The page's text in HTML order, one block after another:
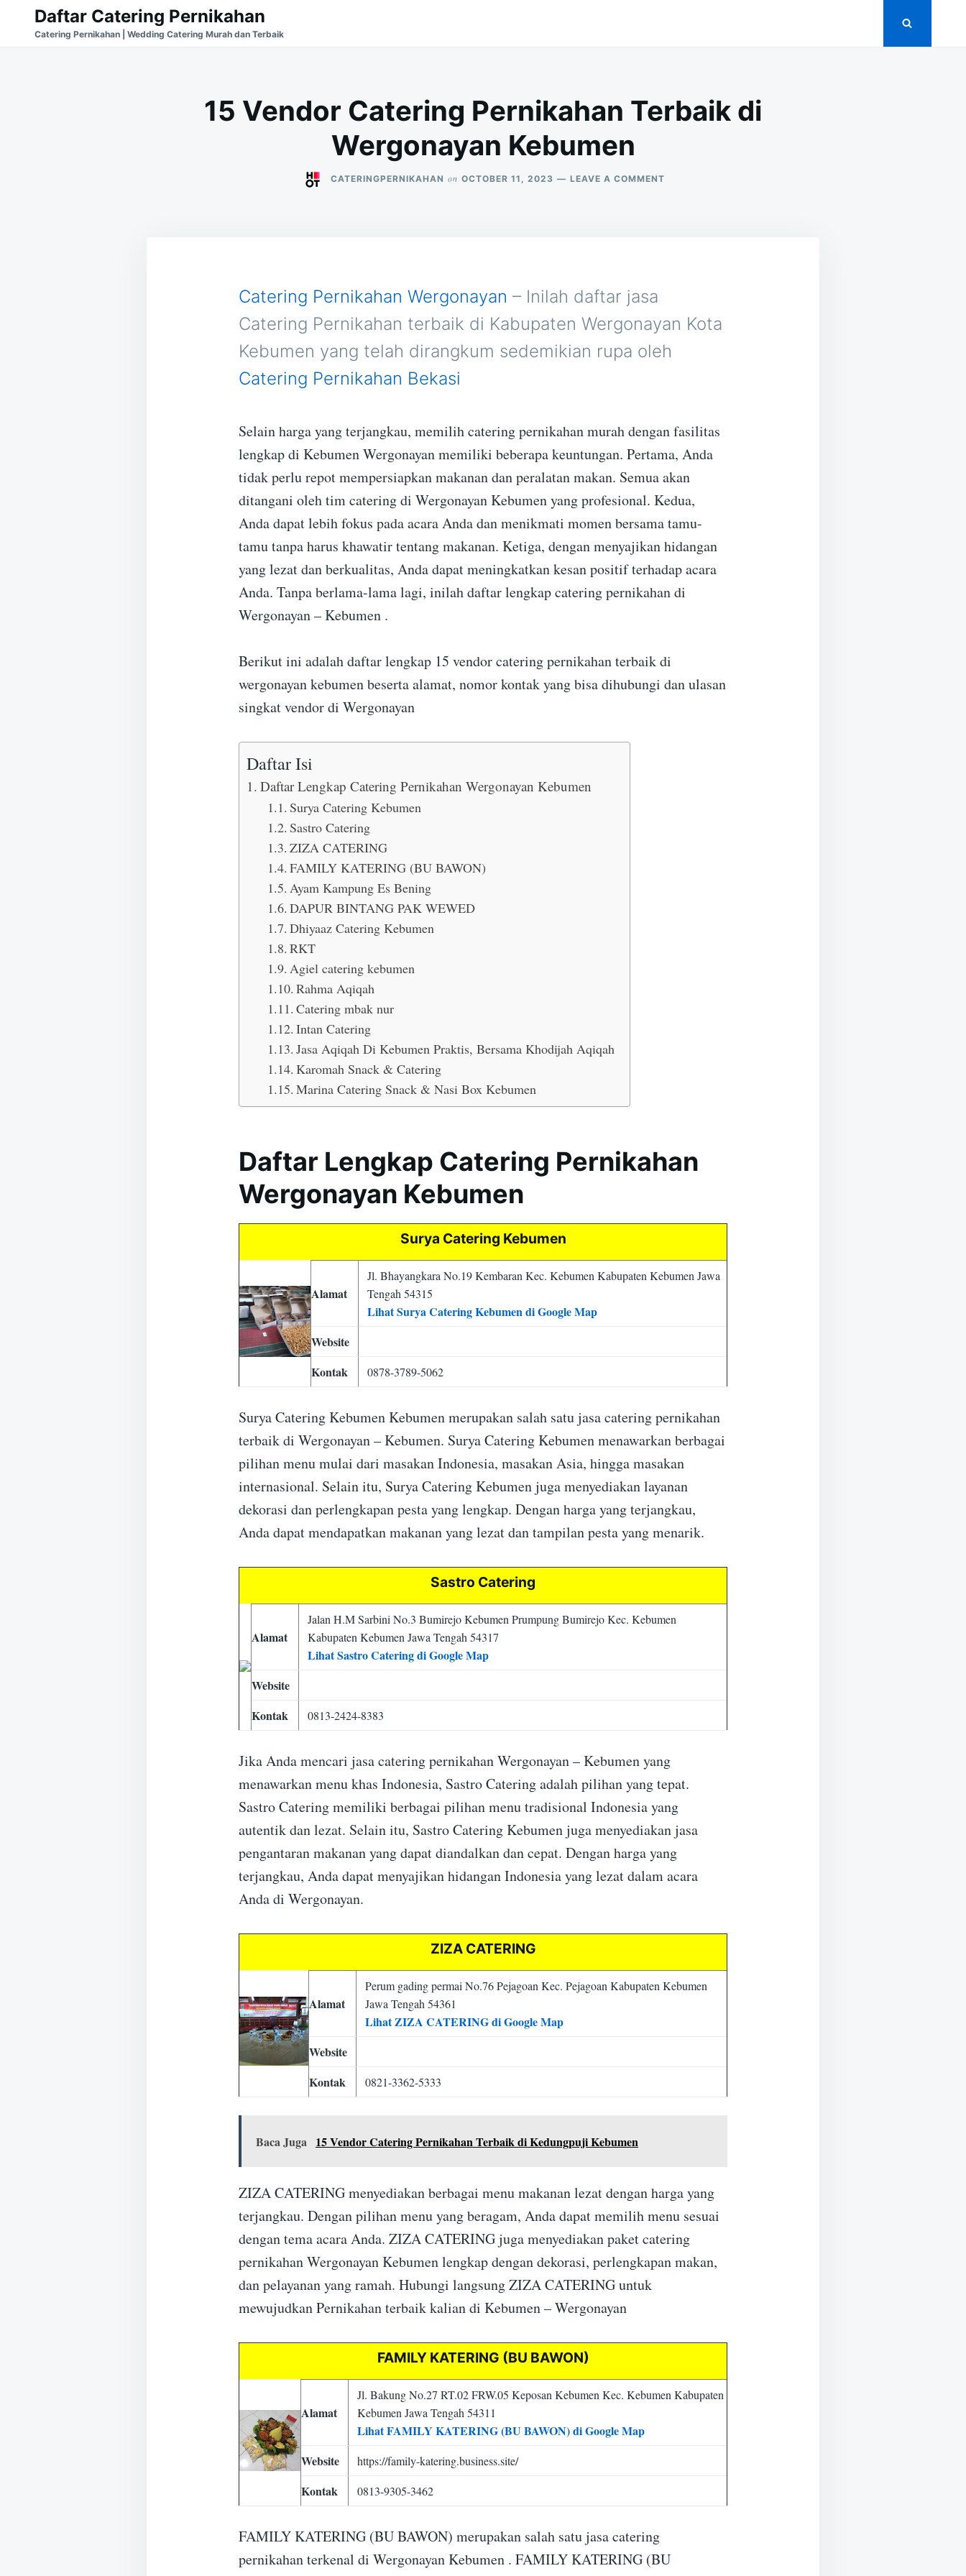
Search
for:
Daftar Catering Pernikahan
Catering Pernikahan | Wedding Catering Murah dan Terbaik
15 Vendor Catering Pernikahan Terbaik di
Wergonayan Kebumen
CATERINGPERNIKAHAN on OCTOBER 11, 2023 LEAVE A COMMENT
Catering Pernikahan Wergonayan – Inilah daftar jasa
Catering Pernikahan terbaik di Kabupaten Wergonayan Kota
Kebumen yang telah dirangkum sedemikian rupa oleh
Catering Pernikahan Bekasi
Selain harga yang terjangkau, memilih catering pernikahan murah dengan fasilitas
lengkap di Kebumen Wergonayan memiliki beberapa keuntungan. Pertama, Anda
tidak perlu repot mempersiapkan makanan dan peralatan makan. Semua akan
ditangani oleh tim catering di Wergonayan Kebumen yang profesional. Kedua,
Anda dapat lebih fokus pada acara Anda dan menikmati momen bersama tamu-
tamu tanpa harus khawatir tentang makanan. Ketiga, dengan menyajikan hidangan
yang lezat dan berkualitas, Anda dapat meningkatkan kesan positif terhadap acara
Anda. Tanpa berlama-lama lagi, inilah daftar lengkap catering pernikahan di
Wergonayan – Kebumen .
Berikut ini adalah daftar lengkap 15 vendor catering pernikahan terbaik di
wergonayan kebumen beserta alamat, nomor kontak yang bisa dihubungi dan ulasan
singkat vendor di Wergonayan
Daftar Isi
Daftar Lengkap Catering Pernikahan Wergonayan Kebumen
Surya Catering Kebumen
Sastro Catering
ZIZA CATERING
FAMILY KATERING (BU BAWON)
Ayam Kampung Es Bening
DAPUR BINTANG PAK WEWED
Dhiyaaz Catering Kebumen
RKT
Agiel catering kebumen
Rahma Aqiqah
Catering mbak nur
Intan Catering
Jasa Aqiqah Di Kebumen Praktis, Bersama Khodijah Aqiqah
Karomah Snack & Catering
Marina Catering Snack & Nasi Box Kebumen
Daftar Lengkap Catering Pernikahan
Wergonayan Kebumen
Surya Catering Kebumen
Alamat
Jl. Bhayangkara No.19 Kembaran Kec. Kebumen Kabupaten Kebumen Jawa
Tengah 54315
Lihat Surya Catering Kebumen di Google Map
Website
Kontak
0878-3789-5062
Surya Catering Kebumen Kebumen merupakan salah satu jasa catering pernikahan
terbaik di Wergonayan – Kebumen. Surya Catering Kebumen menawarkan berbagai
pilihan menu mulai dari masakan Indonesia, masakan Asia, hingga masakan
internasional. Selain itu, Surya Catering Kebumen juga menyediakan layanan
dekorasi dan perlengkapan pesta yang lengkap. Dengan harga yang terjangkau,
Anda dapat mendapatkan makanan yang lezat dan tampilan pesta yang menarik.
Sastro Catering
Alamat
Jalan H.M Sarbini No.3 Bumirejo Kebumen Prumpung Bumirejo Kec. Kebumen
Kabupaten Kebumen Jawa Tengah 54317
Lihat Sastro Catering di Google Map
Website
Kontak
0813-2424-8383
Jika Anda mencari jasa catering pernikahan Wergonayan – Kebumen yang
menawarkan menu khas Indonesia, Sastro Catering adalah pilihan yang tepat.
Sastro Catering memiliki berbagai pilihan menu tradisional Indonesia yang
autentik dan lezat. Selain itu, Sastro Catering Kebumen juga menyediakan jasa
pengantaran makanan yang dapat diandalkan dan cepat. Dengan harga yang
terjangkau, Anda dapat menyajikan hidangan Indonesia yang lezat dalam acara
Anda di Wergonayan.
ZIZA CATERING
Alamat
Perum gading permai No.76 Pejagoan Kec. Pejagoan Kabupaten Kebumen
Jawa Tengah 54361
Lihat ZIZA CATERING di Google Map
Website
Kontak
0821-3362-5333
Baca Juga 15 Vendor Catering Pernikahan Terbaik di Kedungpuji Kebumen
ZIZA CATERING menyediakan berbagai menu makanan lezat dengan harga yang
terjangkau. Dengan pilihan menu yang beragam, Anda dapat memilih menu sesuai
dengan tema acara Anda. ZIZA CATERING juga menyediakan paket catering
pernikahan Wergonayan Kebumen lengkap dengan dekorasi, perlengkapan makan,
dan pelayanan yang ramah. Hubungi langsung ZIZA CATERING untuk
mewujudkan Pernikahan terbaik kalian di Kebumen – Wergonayan
FAMILY KATERING (BU BAWON)
Alamat
Jl. Bakung No.27 RT.02 FRW.05 Keposan Kebumen Kec. Kebumen Kabupaten
Kebumen Jawa Tengah 54311
Lihat FAMILY KATERING (BU BAWON) di Google Map
Website
https://family-katering.business.site/
Kontak 0813-9305-3462
FAMILY KATERING (BU BAWON) merupakan salah satu jasa catering
pernikahan terkenal di Wergonayan Kebumen . FAMILY KATERING (BU